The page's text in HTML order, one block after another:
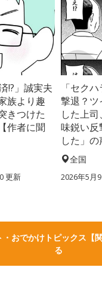
!?」誠実夫
族より趣
きつけた
作者に聞
更新
「セク
撃退？ツ
した上
味鋭い反
した」の
全国
2026年5月
・おでかけトピックス【
る